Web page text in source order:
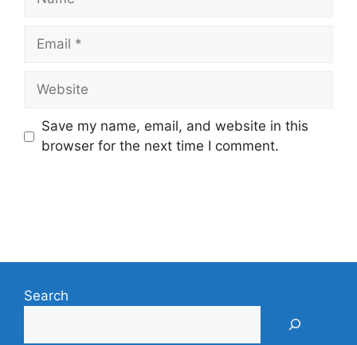
Email
Website
Save my name, email, and website in this
browser for the next time I comment.
Search